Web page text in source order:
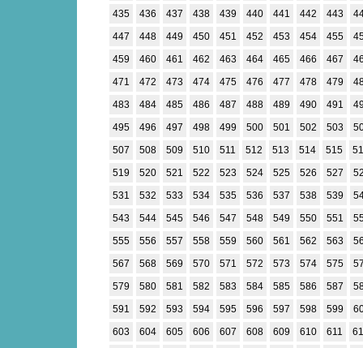
435
436 437 438 439 440 441 442 443
447
448 449 450 451 452 453 454 455
459
460 461 462 463 464 465 466 467
471
472 473 474 475 476 477 478 479
483
484 485 486 487 488 489 490 491
495
496 497 498 499 500 501 502 503
507
508 509 510 511 512 513 514 515
519
520 521 522 523 524 525 526 527
531
532 533 534 535 536 537 538 539
543
544 545 546 547 548 549 550 551
555
556 557 558 559 560 561 562 563
567
568 569 570 571 572 573 574 575
579
580 581 582 583 584 585 586 587
591
592 593 594 595 596 597 598 599
603
604 605 606 607 608 609 610 611